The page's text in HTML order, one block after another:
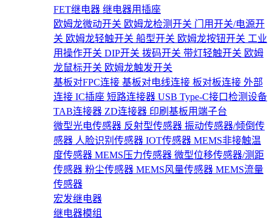
FET继电器 继电器用插座
欧姆龙微动开关 欧姆龙检测开关 门用开关/电源开
关 欧姆龙轻触开关 船型开关 欧姆龙按钮开关 工业
用操作开关 DIP开关 拨码开关 带灯轻触开关 欧姆
龙鼠标开关 欧姆龙触发开关
基板对FPC连接 基板对电线连接 板对板连接 外部
连接 IC插座 短路连接器 USB Type-C接口检测设备
TAB连接器 ZD连接器 印刷基板用端子台
微型光电传感器 反射型传感器 振动传感器/倾倒传
感器 人脸识别传感器 IOT传感器 MEMS非接触温
度传感器 MEMS压力传感器 微型位移传感器/测距
传感器 粉尘传感器 MEMS风量传感器 MEMS流量
传感器
宏发继电器
继电器模组